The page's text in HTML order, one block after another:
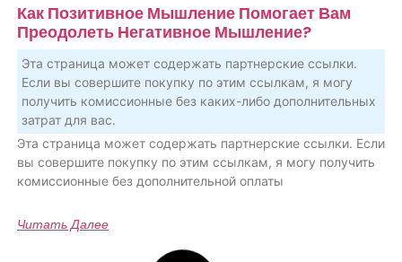
Как Позитивное Мышление Помогает Вам
Преодолеть Негативное Мышление?
Эта страница может содержать партнерские ссылки.
Если вы совершите покупку по этим ссылкам, я могу
получить комиссионные без каких-либо дополнительных
затрат для вас.
Эта страница может содержать партнерские ссылки. Если
вы совершите покупку по этим ссылкам, я могу получить
комиссионные без дополнительной оплаты
Читать Далее